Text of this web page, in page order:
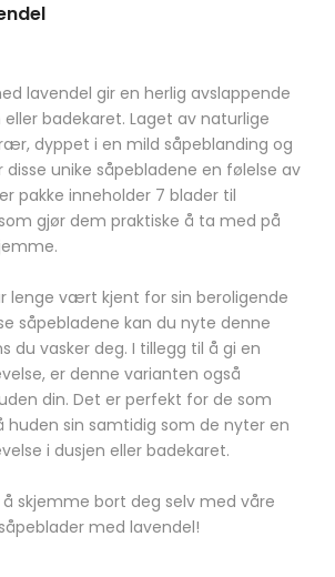
lavendel gir en herlig avslappende
eller badekaret. Laget av naturlige
dyppet i en mild såpeblanding og
unike såpebladene en følelse av
pakke inneholder 7 blader til
gjør dem praktiske å ta med på
lenge vært kjent for sin beroligende
såpebladene kan du nyte denne
du vasker deg. I tillegg til å gi en
er denne varianten også
din. Det er perfekt for de som
huden sin samtidig som de nyter en
i dusjen eller badekaret.
skjemme bort deg selv med våre
med lavendel!